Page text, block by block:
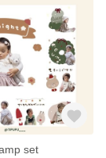
set